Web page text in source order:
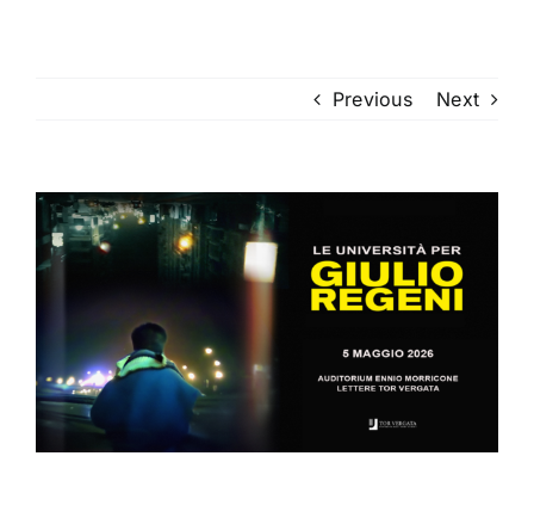
Previous Next
View
Larger
Image